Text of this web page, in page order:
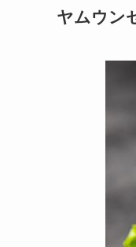
ヤムウン